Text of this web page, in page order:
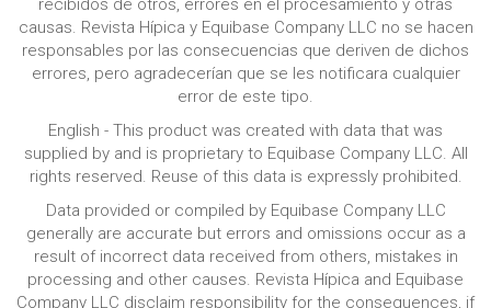
recibidos de otros, errores en el procesamiento y otras
causas. Revista Hípica y Equibase Company LLC no se hacen
responsables por las consecuencias que deriven de dichos
errores, pero agradecerían que se les notificara cualquier
error de este tipo.
English - This product was created with data that was
supplied by and is proprietary to Equibase Company LLC. All
rights reserved. Reuse of this data is expressly prohibited.
Data provided or compiled by Equibase Company LLC
generally are accurate but errors and omissions occur as a
result of incorrect data received from others, mistakes in
processing and other causes. Revista Hípica and Equibase
Company LLC disclaim responsibility for the consequences, if